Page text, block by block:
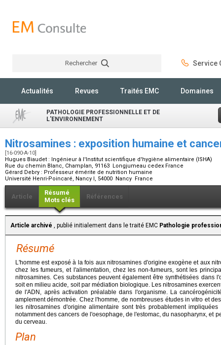
Rechercher Service
Actualités Revues Traités EMC Domaines
PATHOLOGIE PROFESSIONNELLE ET DE
L'ENVIRONNEMENT
Nitrosamines : exposition humaine et
[16-090-A-10]
Hugues Biaudet : Ingénieur à l'Institut scientifique d'hygiène alimentaire (ISHA)
Rue du chemin Blanc, Champlan, 91163 Longjumeau cedex France
Gérard Debry : Professeur émérite de nutrition humaine
Université Henri-Poincaré, Nancy I, 54000 Nancy France
Article
Résumé
Mots clés
Références
Article archivé , publié initialement dans le traité EMC Pathologie
Résumé
L'homme est exposé à la fois aux nitrosamines d'origine exogène et aux
chez les fumeurs, et l'alimentation, chez les non-fumeurs, sont les
nitrosamines. Ces substances peuvent également être synthétisées dans
soit en milieu acide, soit par médiation biologique. Les nitrosamines
de l'ADN, après activation préalable dans l'organisme. La
amplement démontrée. Chez l'homme, de nombreuses études in vitro et
les nitrosamines d'origine alimentaire sont très probablement
notamment des cancers de l'oesophage, de l'estomac, du nasopharynx, et
du cerveau.
Plan